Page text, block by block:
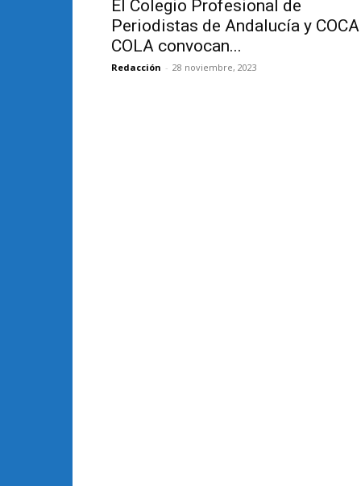
El Colegio Profesional de
Periodistas de Andalucía y COCA
COLA convocan...
Redacción - 28 noviembre, 2023